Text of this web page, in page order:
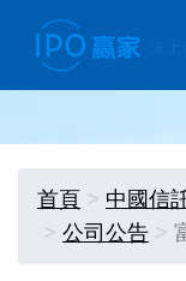
首頁
中國信
公司公告